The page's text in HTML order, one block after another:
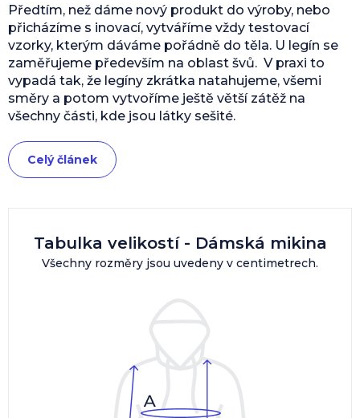
Tabulka velikostí - Dámská mikina
Všechny rozměry jsou uvedeny v centimetrech.
Předtím, než dáme nový produkt do výroby, nebo
přicházíme s inovací, vytváříme vždy testovací
vzorky, kterým dáváme pořádně do těla. U legín se
zaměřujeme především na oblast švů. V praxi to
vypadá tak, že legíny zkrátka natahujeme, všemi
směry a potom vytvoříme ještě větší zátěž na
všechny části, kde jsou látky sešité.
Celý článek